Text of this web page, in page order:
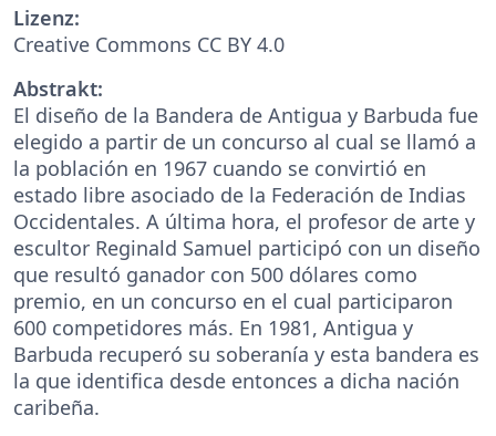
Lizenz:
Creative Commons CC BY 4.0
Abstrakt:
El diseño de la Bandera de Antigua y Barbuda fue
elegido a partir de un concurso al cual se llamó a
la población en 1967 cuando se convirtió en
estado libre asociado de la Federación de Indias
Occidentales. A última hora, el profesor de arte y
escultor Reginald Samuel participó con un diseño
que resultó ganador con 500 dólares como
premio, en un concurso en el cual participaron
600 competidores más. En 1981, Antigua y
Barbuda recuperó su soberanía y esta bandera es
la que identifica desde entonces a dicha nación
caribeña.